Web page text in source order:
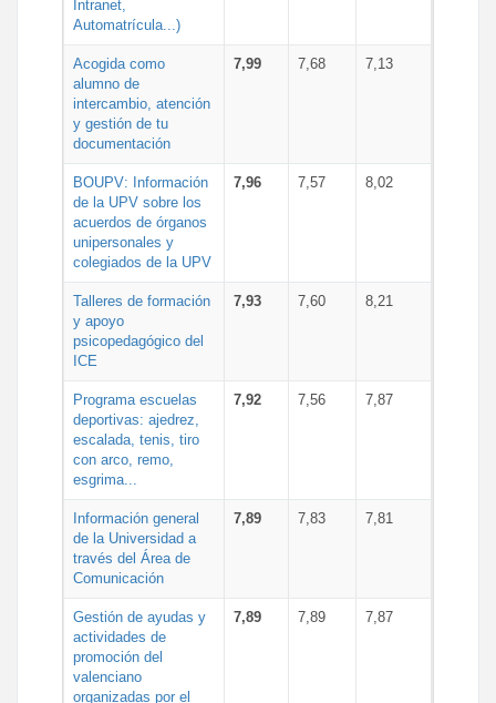
Intranet,
Automatrícula...)
Acogida como
alumno de
intercambio, atención
y gestión de tu
documentación
7,99 7,68 7,13
BOUPV: Información
de la UPV sobre los
acuerdos de órganos
unipersonales y
colegiados de la UPV
7,96 7,57 8,02
Talleres de formación
y apoyo
psicopedagógico del
ICE
7,93 7,60 8,21
Programa escuelas
deportivas: ajedrez,
escalada, tenis, tiro
con arco, remo,
esgrima...
7,92 7,56 7,87
Información general
de la Universidad a
través del Área de
Comunicación
7,89 7,83 7,81
Gestión de ayudas y
actividades de
promoción del
valenciano
organizadas por el
7,89 7,89 7,87